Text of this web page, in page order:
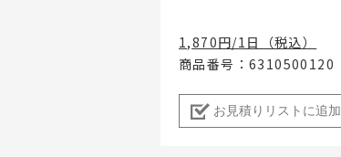
1,870円/1日（税込）
商品番号：6310500120
お見積りリストに追加